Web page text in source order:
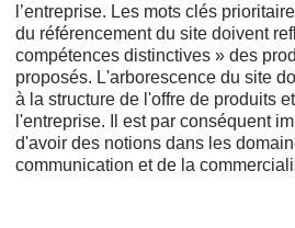
l’entreprise. Les mots clés
du référencement du site doivent
compétences distinctives » des
proposés. L'arborescence du site
à la structure de l'offre de produits
l'entreprise. Il est par conséquent
d'avoir des notions dans les
communication et de la